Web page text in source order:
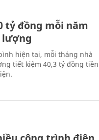
tỷ đồng mỗi năm
lượng
hiện tại, mỗi tháng nhà
tiết kiệm 40,3 tỷ đồng tiền